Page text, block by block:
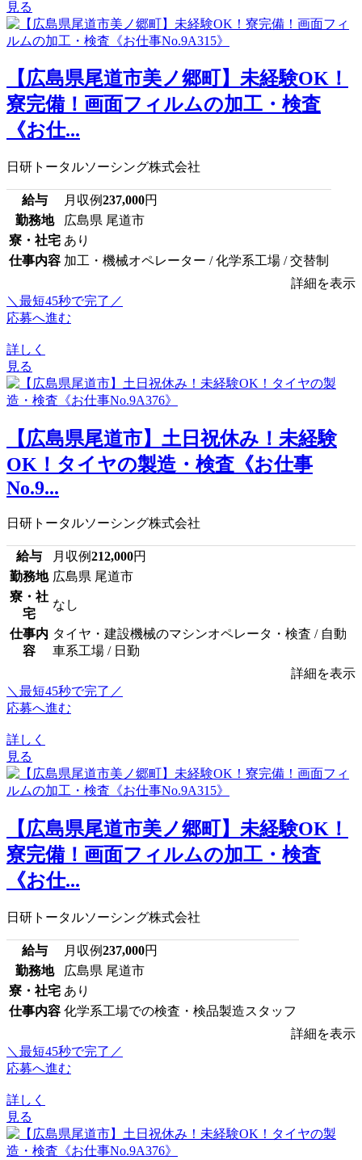
見る
【広島県尾道市美ノ郷町】未経験OK！
寮完備！画面フィルムの加工・検査
《お仕...
日研トータルソーシング株式会社
給与 月収例237,000円
勤務地
広島県 尾道市
寮・社宅 あり
仕事内容 加工・機械オペレーター / 化学系工場 / 交替制
詳細を表示
＼最短45秒で完了／
応募へ進む
詳しく
見る
【広島県尾道市】土日祝休み！未経験
OK！タイヤの製造・検査《お仕事
No.9...
日研トータルソーシング株式会社
給与 月収例212,000円
勤務地 広島県 尾道市
寮・社
宅
なし
仕事内
容
タイヤ・建設機械のマシンオペレータ・検査 / 自動
車系工場 / 日勤
詳細を表示
＼最短45秒で完了／
応募へ進む
詳しく
見る
【広島県尾道市美ノ郷町】未経験OK！
寮完備！画面フィルムの加工・検査
《お仕...
日研トータルソーシング株式会社
給与 月収例237,000円
勤務地
広島県 尾道市
寮・社宅 あり
仕事内容 化学系工場での検査・検品製造スタッフ
詳細を表示
＼最短45秒で完了／
応募へ進む
詳しく
見る